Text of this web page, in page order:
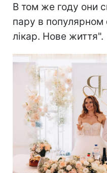
В том же году они
пару в
лікар. Нове життя".